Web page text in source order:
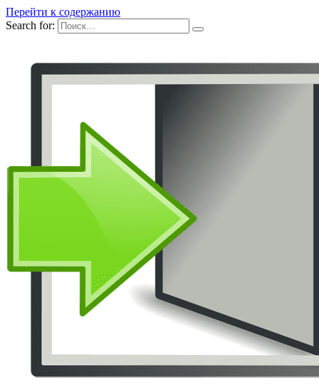
Перейти к содержанию
Search for: